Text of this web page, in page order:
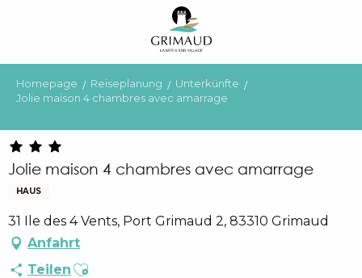
principal
Homepage Reiseplanung
Unterkünfte
Jolie maison 4 chambres avec amarrage
Jolie maison 4 chambres avec amarrage
HAUS
31 Ile des 4 Vents, Port Grimaud 2, 83310 Grimaud
Anfahrt
Teilen Ajouter aux favoris